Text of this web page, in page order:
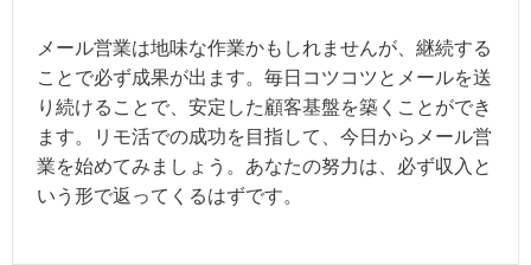
メール営業は地味な作業かもしれませんが、継続する
ことで必ず成果が出ます。毎日コツコツとメールを送
り続けることで、安定した顧客基盤を築くことができ
ます。リモ活での成功を目指して、今日からメール営
業を始めてみましょう。あなたの努力は、必ず収入と
いう形で返ってくるはずです。